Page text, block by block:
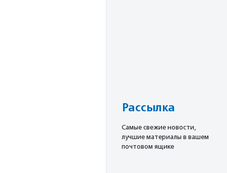
Рассылка
Cамые свежие новости,
лучшие материалы в вашем
почтовом ящике